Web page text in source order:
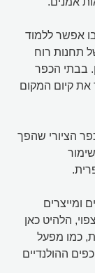
אפשר ללמוד
גדול של תחנות רוח
בבתי הכפר
את קיום המקום
הציורי שהפך
ומייצרים
הלהיט כאן
כמו מפעל
ההולנדיים